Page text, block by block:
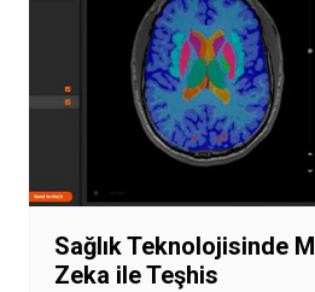
Sağlık Teknolojisinde
Zeka ile Teşhis